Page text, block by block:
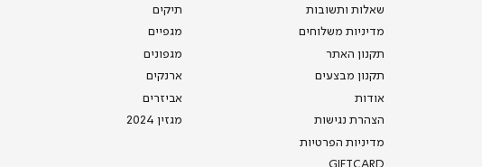
שאלות ותשובות
מדיניות משלוחים
תקנון האתר
תקנון מבצעים
אודות
הצהרת נגישות
מדיניות הפרטיות
GIFTCARD
תיקים
מגפיים
מגפונים
ארנקים
אביזרים
מגזין 2024